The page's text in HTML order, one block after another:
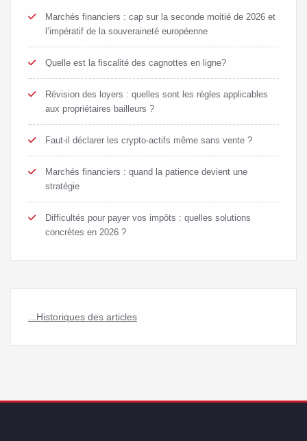
Marchés financiers : cap sur la seconde moitié de 2026 et
l’impératif de la souveraineté européenne
Quelle est la fiscalité des cagnottes en ligne?
Révision des loyers : quelles sont les règles applicables
aux propriétaires bailleurs ?
Faut-il déclarer les crypto-actifs même sans vente ?
Marchés financiers : quand la patience devient une
stratégie
Difficultés pour payer vos impôts : quelles solutions
concrètes en 2026 ?
...Historiques des articles